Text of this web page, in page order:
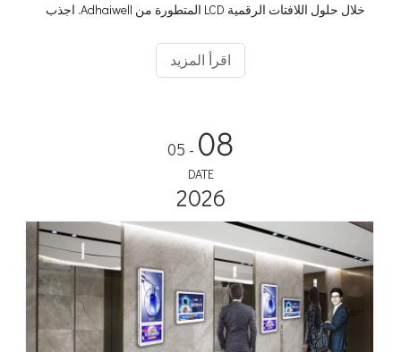
خلال حلول اللافتات الرقمية LCD المتطورة من Adhaiwell. اجذب
الوقت الفعلي والإعلانات المستهدفة. ارفع خبرتهم وارفع مستوى
اقرأ المزيد
08
- 05
DATE
2026